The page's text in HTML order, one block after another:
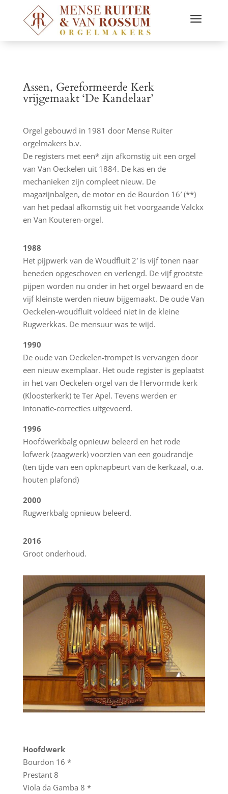
a
Assen, Gereformeerde Kerk
vrijgemaakt ‘De Kandelaar’
Orgel gebouwd in 1981 door Mense Ruiter
orgelmakers b.v.
De registers met een* zijn afkomstig uit een orgel
van Van Oeckelen uit 1884. De kas en de
mechanieken zijn compleet nieuw. De
magazijnbalgen, de motor en de Bourdon 16′ (**)
van het pedaal afkomstig uit het voorgaande Valckx
en Van Kouteren-orgel.
1988
Het pijpwerk van de Woudfluit 2′ is vijf tonen naar
beneden opgeschoven en verlengd. De vijf grootste
pijpen worden nu onder in het orgel bewaard en de
vijf kleinste werden nieuw bijgemaakt. De oude Van
Oeckelen-woudfluit voldeed niet in de kleine
Rugwerkkas. De mensuur was te wijd.
1990
De oude van Oeckelen-trompet is vervangen door
een nieuw exemplaar. Het oude register is geplaatst
in het van Oeckelen-orgel van de Hervormde kerk
(Kloosterkerk) te Ter Apel. Tevens werden er
intonatie-correcties uitgevoerd.
1996
Hoofdwerkbalg opnieuw beleerd en het rode
lofwerk (zaagwerk) voorzien van een goudrandje
(ten tijde van een opknapbeurt van de kerkzaal, o.a.
houten plafond)
2000
Rugwerkbalg opnieuw beleerd.
2016
Groot onderhoud.
Hoofdwerk
Bourdon 16 *
Prestant 8
Viola da Gamba 8 *